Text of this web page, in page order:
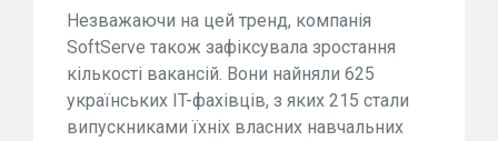
Незважаючи на цей тренд, компанія
SoftServe також зафіксувала зростання
кількості вакансій. Вони найняли 625
українських IT-фахівців, з яких 215 стали
випускниками їхніх власних навчальних